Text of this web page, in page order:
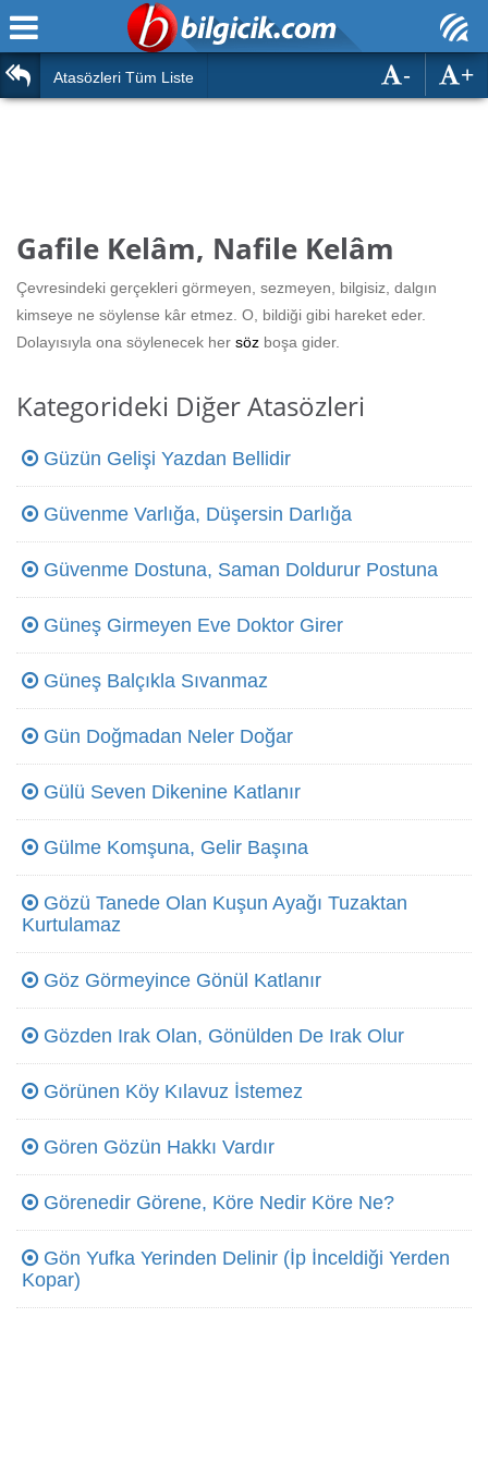
Ana Sayfa
Türk Tarihi & Kültürü
Edebiyat
Eğitim
Diğer
Duvar Yazıları
Eğitim Haberleri
Atasözleri Tüm Liste +
-
Gafile Kelâm, Nafile Kelâm
Çevresindeki gerçekleri görmeyen, sezmeyen, bilgisiz, dalgın
kimseye ne söylense kâr etmez. O, bildiği gibi hareket eder.
Dolayısıyla ona söylenecek her söz boşa gider.
Kategorideki Diğer Atasözleri
Güzün Gelişi Yazdan Bellidir
Güvenme Varlığa, Düşersin Darlığa
Güvenme Dostuna, Saman Doldurur Postuna
Güneş Girmeyen Eve Doktor Girer
Güneş Balçıkla Sıvanmaz
Gün Doğmadan Neler Doğar
Gülü Seven Dikenine Katlanır
Gülme Komşuna, Gelir Başına
Gözü Tanede Olan Kuşun Ayağı Tuzaktan
Kurtulamaz
Göz Görmeyince Gönül Katlanır
Gözden Irak Olan, Gönülden De Irak Olur
Görünen Köy Kılavuz İstemez
Gören Gözün Hakkı Vardır
Görenedir Görene, Köre Nedir Köre Ne?
Gön Yufka Yerinden Delinir (İp İnceldiği Yerden
Kopar)